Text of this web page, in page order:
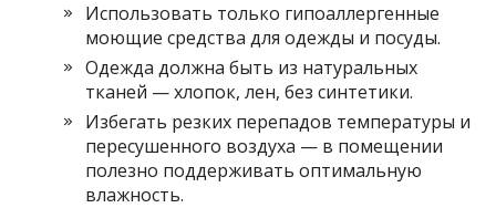
Использовать только гипоаллергенные
моющие средства для одежды и посуды.
Одежда должна быть из натуральных
тканей — хлопок, лен, без синтетики.
Избегать резких перепадов температуры и
пересушенного воздуха — в помещении
полезно поддерживать оптимальную
влажность.